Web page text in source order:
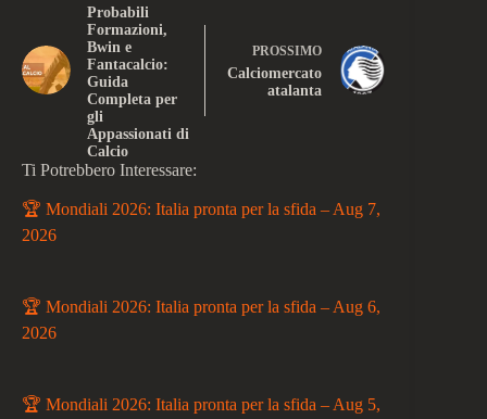
Probabili
Formazioni,
Bwin e
Fantacalcio:
Guida
Completa per
gli
Appassionati di
Calcio
PROSSIMO
Calciomercato
atalanta
Ti Potrebbero Interessare:
🏆 Mondiali 2026: Italia pronta per la sfida – Aug 7,
2026
🏆 Mondiali 2026: Italia pronta per la sfida – Aug 6,
2026
🏆 Mondiali 2026: Italia pronta per la sfida – Aug 5,